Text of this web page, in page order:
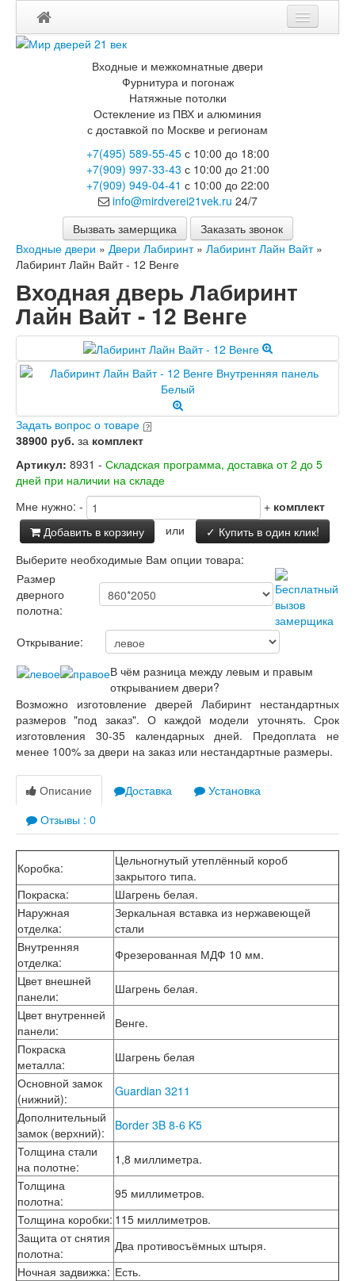
Входные и межкомнатные двери
Фурнитура и погонаж
Натяжные потолки
Остекление из ПВХ и алюминия
с доставкой по Москве и регионам
+7(495) 589-55-45с 10:00 до 18:00
+7(909) 997-33-43 с 10:00 до 21:00
+7(909) 949-04-41 с 10:00 до 22:00
info@mirdverei21vek.ru 24/7
Вызвать замерщика
Заказать звонок
Входные двери » Двери Лабиринт» Лабиринт Лайн Вайт»
Лабиринт Лайн Вайт - 12 Венге
Входная дверь Лабиринт
Лайн Вайт - 12 Венге
Задать вопрос о товаре
38900 руб. за комплект
Артикул: 8931 - Складская программа, доставка от 2 до 5
дней при наличии на складе
Мне нужно: - + комплект
Добавить в корзину
или
✓ Купить в один клик!
Выберите необходимые Вам опции товара:
Размер
дверного
полотна:
Открывание:
В чём разница между левым и правым
открыванием двери?
Возможно изготовление дверей Лабиринт нестандартных
размеров "под заказ". О каждой модели уточнять. Срок
изготовления 30-35 календарных дней. Предоплата не
менее 100% за двери на заказ или нестандартные размеры.
Описание Доставка
Установка
Отзывы : 0
Коробка:
Цельногнутый утеплённый короб
закрытого типа.
Покраска:
Шагрень белая.
Наружная
отделка:
Зеркальная вставка из нержавеющей
стали
Внутренняя
отделка:
Фрезерованная МДФ 10 мм.
Цвет внешней
панели:
Шагрень белая.
Цвет внутренней
панели:
Венге.
Покраска
металла:
Шагрень белая
Основной замок
(нижний):
Guardian 3211
Дополнительный
замок (верхний):
Border 3B 8-6 K5
Толщина стали
на полотне:
1,8 миллиметра.
Толщина
полотна:
95 миллиметров.
Толщина коробки: 115 миллиметров.
Защита от снятия
полотна:
Два противосъёмных штыря.
Ночная задвижка: Есть.